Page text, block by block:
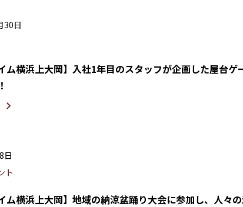
30日
ム横浜上大岡】入社1年目のスタッフが企画した屋台ゲ
日
ト
ム横浜上大岡】地域の納涼盆踊り大会に参加し、人々